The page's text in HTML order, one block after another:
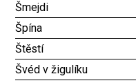
Šmejdi
Špína
Štěstí
Švéd v žigulíku